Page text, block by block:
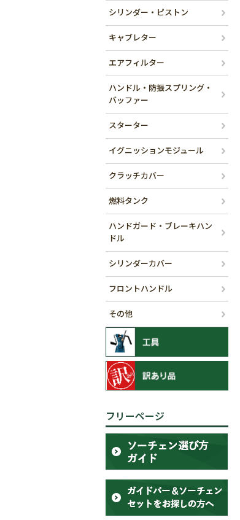
シリンダー・ピストン
キャブレター
エアフィルター
ハンドル・防振スプリング・
バッファー
スターター
イグニッションモジュール
クラッチカバー
燃料タンク
ハンドガード・ブレーキハン
ドル
シリンダーカバー
フロントハンドル
その他
フリーページ